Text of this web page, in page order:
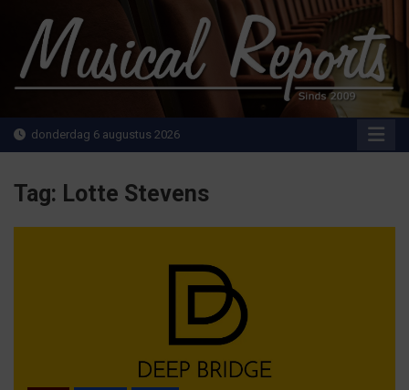
inhoud
MusicalReports.nl
Sinds 2009
donderdag 6 augustus 2026
Tag: Lotte Stevens